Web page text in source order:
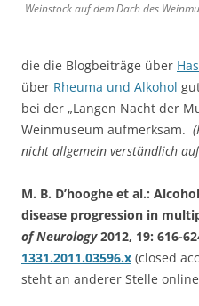
Weinstock auf dem Dach des
die die Blogbeiträge über
über Rheuma und Alkohol
bei der „Langen Nacht der
Weinmuseum aufmerksam.
nicht allgemein verständlich
M. B. D’hooghe et al.:
disease progression in
of Neurology2012, 19: 616-
1331.2011.03596.x (closed
steht an anderer Stelle